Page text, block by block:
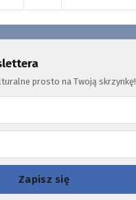
prosto na Twoją skrzynkę!
Zapisz się